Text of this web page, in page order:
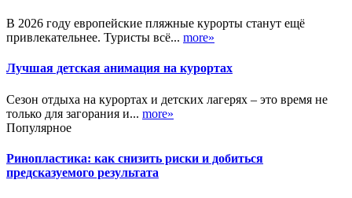
В 2026 году европейские пляжные курорты станут ещё
привлекательнее. Туристы всё... more»
Лучшая детская анимация на курортах
Сезон отдыха на курортах и детских лагерях – это время не
только для загорания и... more»
Популярное
Ринопластика: как снизить риски и добиться
предсказуемого результата